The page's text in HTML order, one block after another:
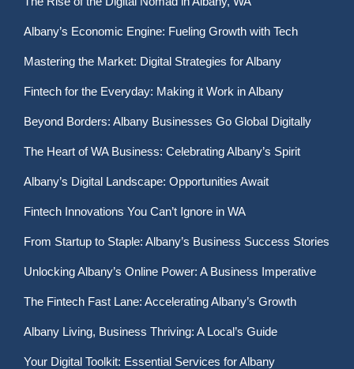
Albany’s Economic Engine: Fueling Growth with Tech
Mastering the Market: Digital Strategies for Albany
Fintech for the Everyday: Making it Work in Albany
Beyond Borders: Albany Businesses Go Global Digitally
The Heart of WA Business: Celebrating Albany’s Spirit
Albany’s Digital Landscape: Opportunities Await
Fintech Innovations You Can’t Ignore in WA
From Startup to Staple: Albany’s Business Success Stories
Unlocking Albany’s Online Power: A Business Imperative
The Fintech Fast Lane: Accelerating Albany’s Growth
Albany Living, Business Thriving: A Local’s Guide
Your Digital Toolkit: Essential Services for Albany